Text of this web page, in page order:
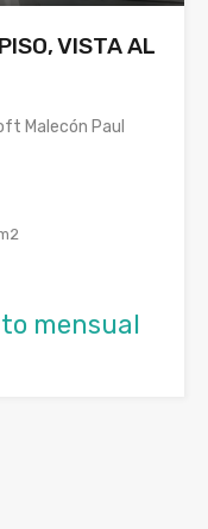
VISTA AL
Malecón Paul
mensual